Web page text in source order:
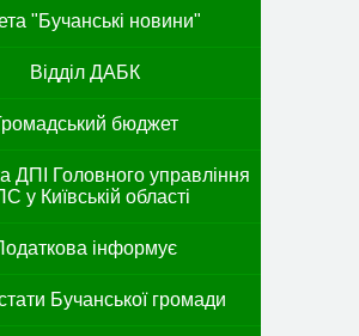
"Бучанські новини"
Відділ ДАБК
бюджет
ДПІ Головного управління
у Київській області
інформує
Бучанської громади